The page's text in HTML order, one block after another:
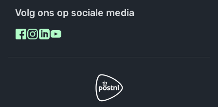
Volg ons op sociale media